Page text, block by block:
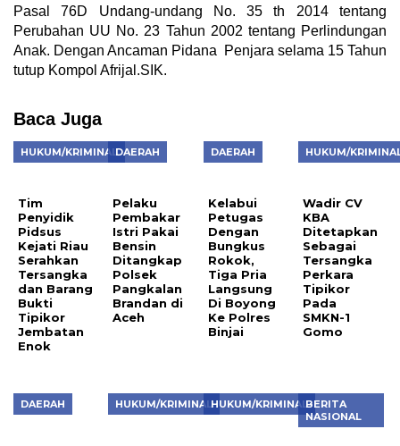
Pasal 76D Undang-undang No. 35 th 2014 tentang
Perubahan UU No. 23 Tahun 2002 tentang Perlindungan
Anak. Dengan Ancaman Pidana Penjara selama 15 Tahun
tutup Kompol Afrijal.SIK.
Baca Juga
HUKUM/KRIMINAL
Tim
Penyidik
Pidsus
Kejati Riau
Serahkan
Tersangka
dan Barang
Bukti
Tipikor
Jembatan
Enok
DAERAH
Pelaku
Pembakar
Istri Pakai
Bensin
Ditangkap
Polsek
Pangkalan
Brandan di
Aceh
DAERAH
Kelabui
Petugas
Dengan
Bungkus
Rokok,
Tiga Pria
Langsung
Di Boyong
Ke Polres
Binjai
HUKUM/
Wadir CV
KBA
Ditetapkan
Sebagai
Tersangka
Perkara
Tipikor
Pada
SMKN-1
Gomo
DAERAH HUKUM/KRIMINALHUKUM/KRIMINALBERITA
NASIONAL